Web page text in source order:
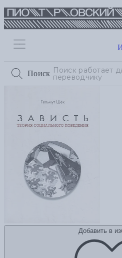
Поиск
Добавить в